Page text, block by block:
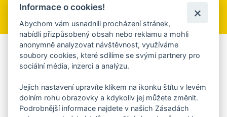
Přihlásit se k odběru
Aplikace Mobilní rozhlas
Chcete dostávat do svého mobilu či mailu upozornění na
ankety, pozvánky na kulturní a sportovní akce?
Více informací o aplikaci
Informace o cookies!
Abychom vám usnadnili procházení stránek,
nabídli přizpůsobený obsah nebo reklamu a mohli
anonymně analyzovat návštěvnost, využíváme
soubory cookies, které sdílíme se svými partnery pro
sociální média, inzerci a analýzu.
Jejich nastavení upravíte klikem na ikonku štítu v levém
dolním rohu obrazovky a kdykoliv jej můžete změnit.
Podrobnější informace najdete v našich Zásadách